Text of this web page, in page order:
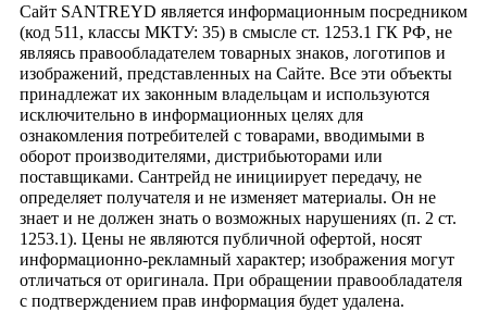
Сайт SANTREYD является информационным посредником
(код 511, классы МКТУ: 35) в смысле ст. 1253.1 ГК РФ, не
являясь правообладателем товарных знаков, логотипов и
изображений, представленных на Сайте. Все эти объекты
принадлежат их законным владельцам и используются
исключительно в информационных целях для
ознакомления потребителей с товарами, вводимыми в
оборот производителями, дистрибьюторами или
поставщиками. Сантрейд не инициирует передачу, не
определяет получателя и не изменяет материалы. Он не
знает и не должен знать о возможных нарушениях (п. 2 ст.
1253.1). Цены не являются публичной офертой, носят
информационно-рекламный характер; изображения могут
отличаться от оригинала. При обращении правообладателя
с подтверждением прав информация будет удалена.